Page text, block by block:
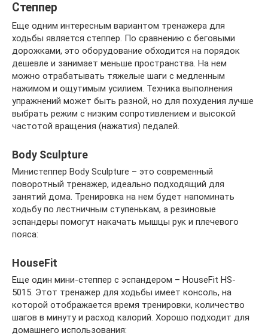
Степпер
Еще одним интересным вариантом тренажера для
ходьбы является степпер. По сравнению с беговыми
дорожками, это оборудование обходится на порядок
дешевле и занимает меньше пространства. На нем
можно отрабатывать тяжелые шаги с медленным
нажимом и ощутимым усилием. Техника выполнения
упражнений может быть разной, но для похудения лучше
выбрать режим с низким сопротивлением и высокой
частотой вращения (нажатия) педалей.
Body Sculpture
Министеппер Body Sculpture – это современный
поворотный тренажер, идеально подходящий для
занятий дома. Тренировка на нем будет напоминать
ходьбу по лестничным ступенькам, а резиновые
эспандеры помогут накачать мышцы рук и плечевого
пояса:
HouseFit
Еще один мини-степпер с эспандером – HouseFit HS-
5015. Этот тренажер для ходьбы имеет консоль, на
которой отображается время тренировки, количество
шагов в минуту и расход калорий. Хорошо подходит для
домашнего использования: